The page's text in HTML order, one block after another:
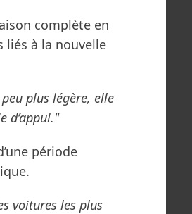
complète en
à la nouvelle
plus légère, elle
d’appui."
période
voitures les plus